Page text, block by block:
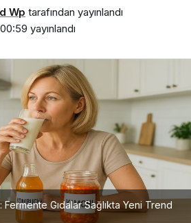
Wp tarafından yayınlandı
yayınlandı
Gıdalar Sağlıkta Yeni Trend